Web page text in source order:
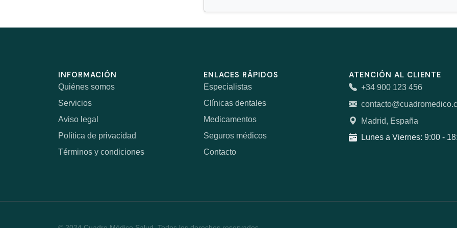
INFORMACIÓN
Quiénes somos
Servicios
Aviso legal
Política de privacidad
Términos y condiciones
ENLACES RÁPIDOS
Especialistas
Clínicas dentales
Medicamentos
Seguros médicos
Contacto
ATENCIÓN AL CLIENTE
+34 900 123 456
Madrid, España
Lunes a Viernes: 9:00 -